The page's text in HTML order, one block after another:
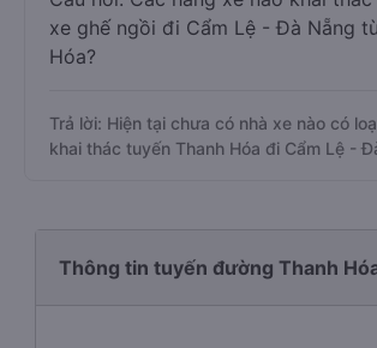
xe ghế ngồi đi Cẩm Lệ - Đà Nẵng
Hóa?
Trả lời: Hiện tại chưa có nhà xe nào có
khai thác tuyến Thanh Hóa đi Cẩm Lệ -
Thông tin tuyến đường Thanh